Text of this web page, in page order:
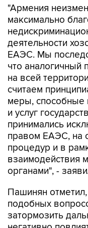
"Армения
максимально
деятельности
ЕАЭС. Мы
что аналогичный
на всей
считаем
меры, способные
и услуг
принимались
правом ЕАЭС, на
процедур и в
взаимодействия
органами", -
Пашинян
подобных
затормозить